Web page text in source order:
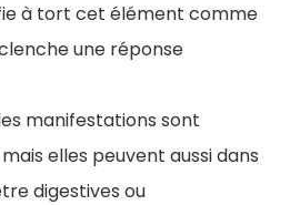
à tort cet élément comme
une réponse
manifestations sont
elles peuvent aussi dans
digestives ou